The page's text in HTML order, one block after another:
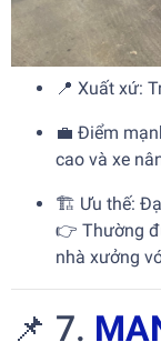
📍 Xuất xứ:
💼 Điểm
cao và xe
🏗️ Ưu thế:
👉 Thường
nhà xưởng
📌 7.